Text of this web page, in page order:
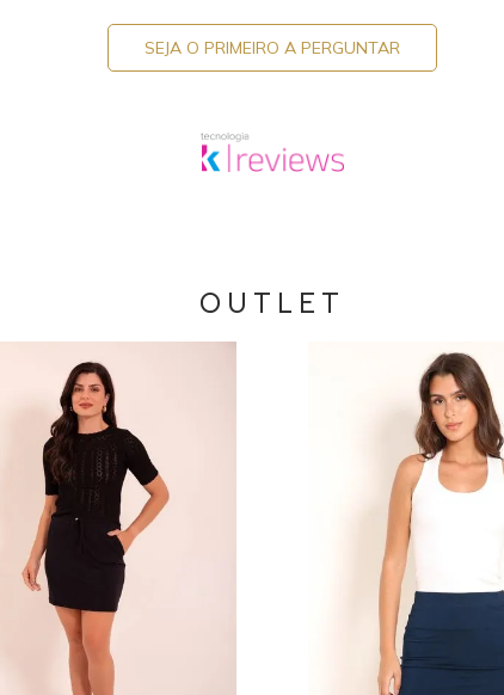
SEJA O PRIMEIRO A PERGUNTAR
OUTLET